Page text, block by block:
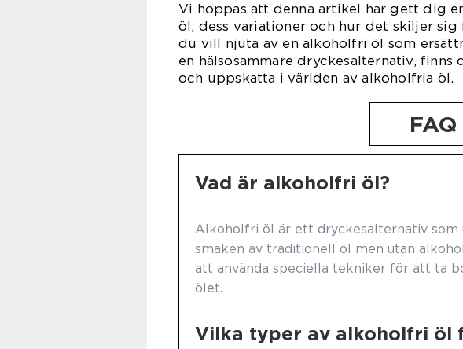
Vi hoppas att denna artikel har gett dig
öl, dess variationer och hur det skiljer
du vill njuta av en alkoholfri öl som
en hälsosammare dryckesalternativ,
och uppskatta i världen av alkoholfria öl.
FAQ
Vad är alkoholfri öl?
Alkoholfri öl är ett dryckesalternativ
smaken av traditionell öl men utan
att använda speciella tekniker för att ta
ölet.
Vilka typer av alkoholfri öl